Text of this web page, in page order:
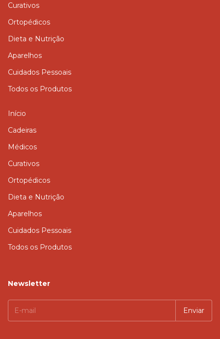
Curativos
Ortopédicos
Dieta e Nutrição
Aparelhos
Cuidados Pessoais
Todos os Produtos
Início
Cadeiras
Médicos
Curativos
Ortopédicos
Dieta e Nutrição
Aparelhos
Cuidados Pessoais
Todos os Produtos
Newsletter